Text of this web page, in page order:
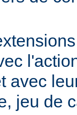
avec
jeu de